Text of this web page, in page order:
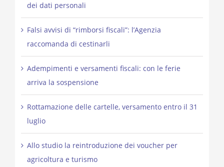
dei dati personali
Falsi avvisi di “rimborsi fiscali”: l’Agenzia
raccomanda di cestinarli
Adempimenti e versamenti fiscali: con le ferie
arriva la sospensione
Rottamazione delle cartelle, versamento entro il 31
luglio
Allo studio la reintroduzione dei voucher per
agricoltura e turismo